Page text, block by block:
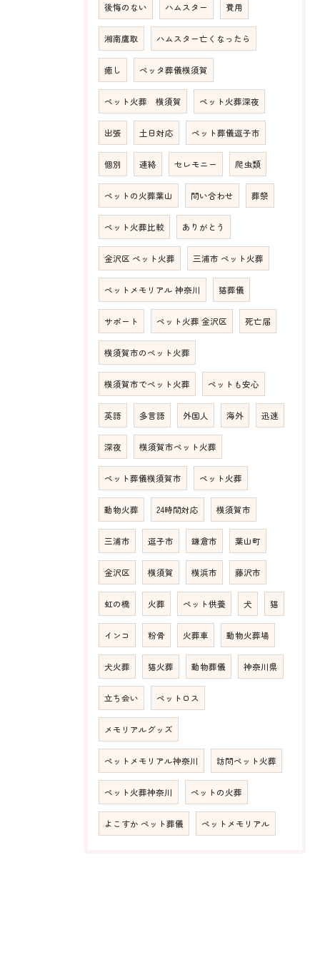
後悔のない ハムスター 費用
湘南鷹取 ハムスター亡くなったら
癒し ペッタ葬儀横須賀
ペット火葬 横須賀 ペット火葬深夜
出張 土日対応 ペット葬儀逗子市
個別 連絡 セレモニー 爬虫類
ペットの火葬葉山 問い合わせ 葬祭
ペット火葬比較 ありがとう
金沢区 ペット火葬 三浦市 ペット火葬
ペットメモリアル 神奈川 猫葬儀
サポート ペット火葬 金沢区 死亡届
横須賀市のペット火葬
横須賀市でペット火葬 ペットも安心
英語 多言語 外国人 海外 迅速
深夜 横須賀市ペット火葬
ペット葬儀横須賀市 ペット火葬
動物火葬 24時間対応 横須賀市
三浦市 逗子市 鎌倉市 葉山町
金沢区 横須賀 横浜市 藤沢市
虹の橋 火葬 ペット供養 犬 猫
インコ 粉骨 火葬車 動物火葬場
犬火葬 猫火葬 動物葬儀 神奈川県
立ち会い ペットロス
メモリアルグッズ
ペットメモリアル神奈川 訪問ペット火葬
ペット火葬神奈川 ペットの火葬
よこすか ペット葬儀 ペットメモリアル